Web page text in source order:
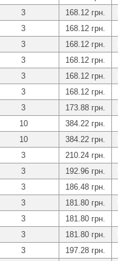
3 168.12 грн.
3 168.12 грн.
3 168.12 грн.
3 168.12 грн.
3 168.12 грн.
3 168.12 грн.
3 173.88 грн.
10 384.22 грн.
10 384.22 грн.
3 210.24 грн.
3 192.96 грн.
3 186.48 грн.
3 181.80 грн.
3 181.80 грн.
3 181.80 грн.
3 197.28 грн.